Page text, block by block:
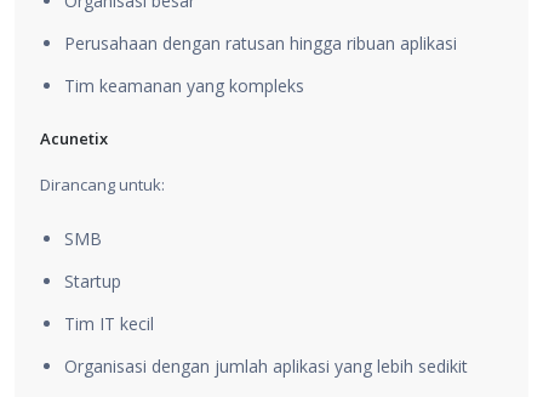
Perusahaan dengan ratusan hingga ribuan aplikasi
Tim keamanan yang kompleks
Acunetix
Dirancang untuk:
SMB
Startup
Tim IT kecil
Organisasi dengan jumlah aplikasi yang lebih sedikit